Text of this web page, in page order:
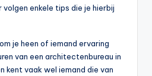
volgen enkele tips die je hierbij
je heen of iemand ervaring
van een architectenbureau in
kent vaak wel iemand die van